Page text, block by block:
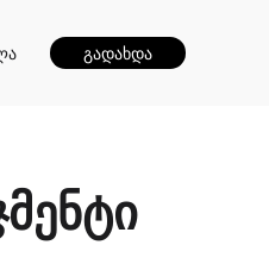
გადახდა